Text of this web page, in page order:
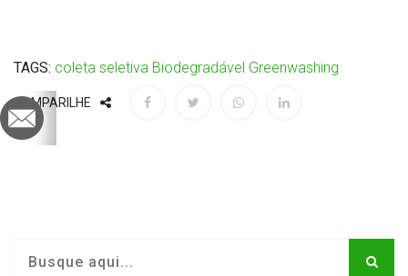
TAGS: coleta seletiva Biodegradável Greenwashing
COMPARILHE